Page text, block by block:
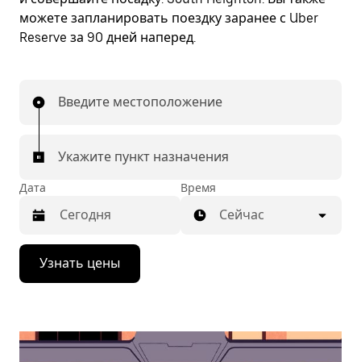
можете запланировать поездку заранее с Uber
Reserve за 90 дней наперед.
Введите местоположение
Укажите пункт назначения
Дата
Нажмите
стрелку
вниз,
календарю
Время
Сейчас
Узнать цены